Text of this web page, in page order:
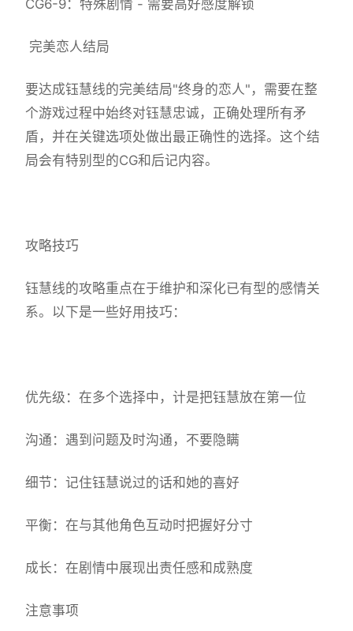
CG6-9：特殊剧情 - 需要高好感度解锁
完美恋人结局
要达成钰慧线的完美结局"终身的恋人"，需要在整
个游戏过程中始终对钰慧忠诚，正确处理所有矛
盾，并在关键选项处做出最正确性的选择。这个结
局会有特别型的CG和后记内容。
攻略技巧
钰慧线的攻略重点在于维护和深化已有型的感情关
系。以下是一些好用技巧：
优先级：在多个选择中，计是把钰慧放在第一位
沟通：遇到问题及时沟通，不要隐瞒
细节：记住钰慧说过的话和她的喜好
平衡：在与其他角色互动时把握好分寸
成长：在剧情中展现出责任感和成熟度
注意事项